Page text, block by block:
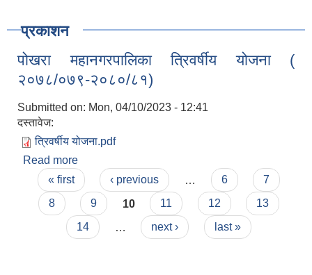
प्रकाशन
पोखरा महानगरपालिका त्रिवर्षीय योजना (
२०७८/०७९-२०८०/८१)
Submitted on: Mon, 04/10/2023 - 12:41
दस्तावेज:
त्रिवर्षीय योजना.pdf
Read more
२०७८/०७९-२०८०/८१)
Pages
« first ‹ previous 6
7
8
9 10 11 12
13
14
next › last »